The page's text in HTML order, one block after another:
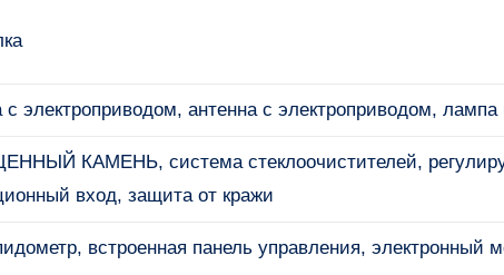
с электроприводом, антенна с электроприводом,
КАМЕНЬ, система стеклоочистителей,
вход, защита от кражи
встроенная панель управления, электронный